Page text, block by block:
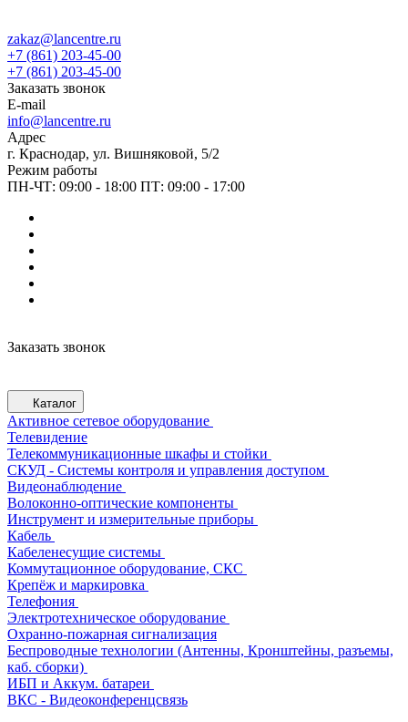
zakaz@lancentre.ru
+7 (861) 203-45-00
+7 (861) 203-45-00
Заказать звонок
E-mail
info@lancentre.ru
Адрес
г. Краснодар, ул. Вишняковой, 5/2
Режим работы
ПН-ЧТ: 09:00 - 18:00 ПТ: 09:00 - 17:00
Заказать звонок
Каталог
Активное сетевое оборудование
Телевидение
Телекоммуникационные шкафы и стойки
СКУД - Системы контроля и управления доступом
Видеонаблюдение
Волоконно-оптические компоненты
Инструмент и измерительные приборы
Кабель
Кабеленесущие системы
Коммутационное оборудование, СКС
Крепёж и маркировка
Телефония
Электротехническое оборудование
Охранно-пожарная сигнализация
Беспроводные технологии (Антенны, Кронштейны, разъемы,
каб. сборки)
ИБП и Аккум. батареи
ВКС - Видеоконференцсвязь